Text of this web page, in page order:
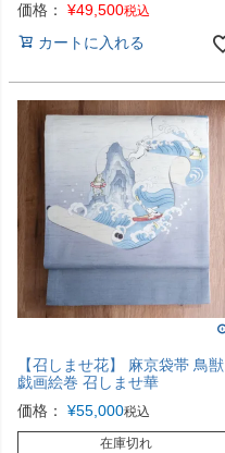
価格： ¥49,500税込
カートに入れる
【召しませ花】 麻京袋帯 鳥獣
戯画絵巻 召しませ華
価格：
¥55,000税込
在庫切れ